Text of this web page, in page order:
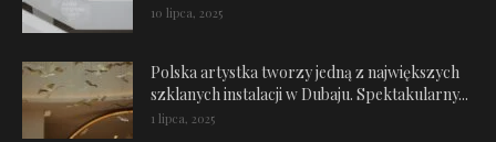
10 lipca, 2025
Polska artystka tworzy jedną z największych
szklanych instalacji w Dubaju. Spektakularny...
1 lipca, 2025